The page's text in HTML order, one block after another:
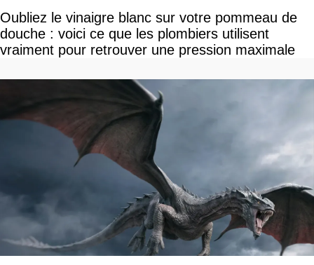
Oubliez le vinaigre blanc sur votre pommeau de
douche : voici ce que les plombiers utilisent
vraiment pour retrouver une pression maximale